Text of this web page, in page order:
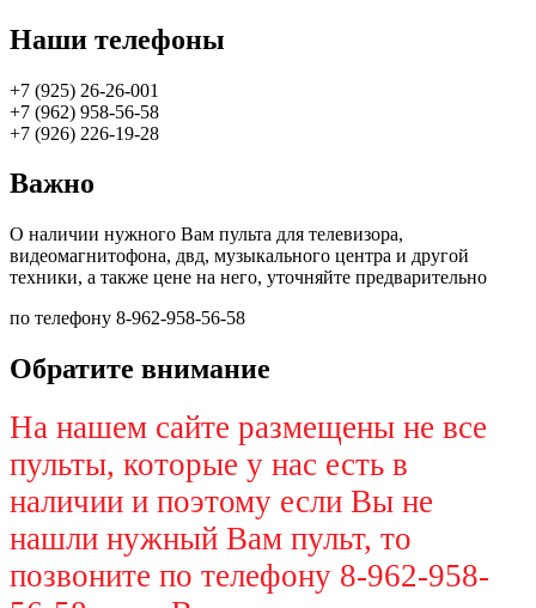
Наши телефоны
+7 (925) 26-26-001
+7 (962) 958-56-58
+7 (926) 226-19-28
Важно
О наличии нужного Вам пульта для телевизора,
видеомагнитофона, двд, музыкального центра и другой
техники, а также цене на него, уточняйте предварительно
по телефону 8-962-958-56-58
Обратите внимание
На нашем сайте размещены не все
пульты, которые у нас есть в
наличии и поэтому если Вы не
нашли нужный Вам пульт, то
позвоните по телефону 8-962-958-